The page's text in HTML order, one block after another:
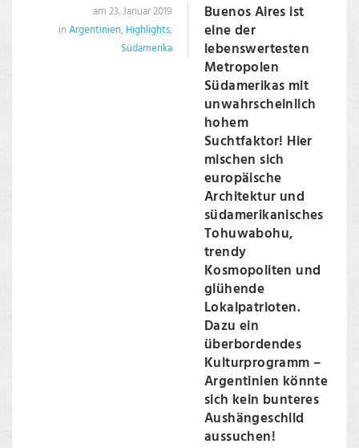
am 23. Januar 2019
inArgentinien, Highlights,
Südamerika
Buenos Aires ist
eine der
lebenswertesten
Metropolen
Südamerikas mit
unwahrscheinlich
hohem
Suchtfaktor! Hier
mischen sich
europäische
Architektur und
südamerikanisches
Tohuwabohu,
trendy
Kosmopoliten und
glühende
Lokalpatrioten.
Dazu ein
überbordendes
Kulturprogramm –
Argentinien könnte
sich kein bunteres
Aushängeschild
aussuchen!